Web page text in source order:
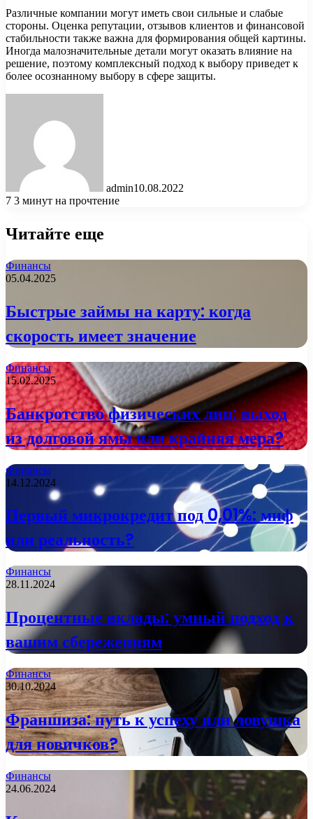
Различные компании могут иметь свои сильные и слабые
стороны. Оценка репутации, отзывов клиентов и финансовой
стабильности также важна для формирования общей картины.
Иногда малозначительные детали могут оказать влияние на
решение, поэтому комплексный подход к выбору приведет к
более осознанному выбору в сфере защиты.
admin10.08.2022
7 3 минут на прочтение
Читайте еще
Финансы
05.04.2025
Быстрые займы на карту: когда
скорость имеет значение
Финансы
15.02.2025
Банкротство физических лиц: выход
из долговой ямы или крайняя мера?
Финансы
14.12.2024
Первый микрокредит под 0,01%: миф
или реальность?
Финансы
28.11.2024
Процентные вклады: умный подход к
вашим сбережениям
Финансы
30.10.2024
Франшиза: путь к успеху или ловушка
для новичков?
Финансы
24.06.2024